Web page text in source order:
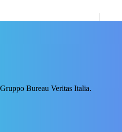
Bureau Veritas Italia.